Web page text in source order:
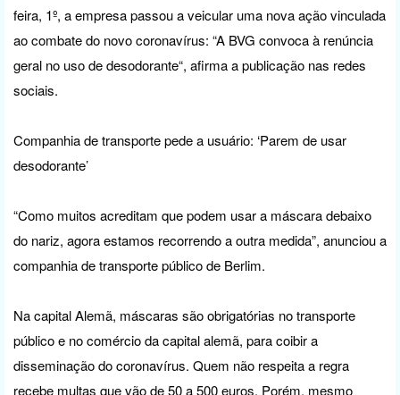
feira, 1º, a empresa passou a veicular uma nova ação vinculada
ao combate do novo coronavírus: “A BVG convoca à renúncia
geral no uso de desodorante“, afirma a publicação nas redes
sociais.
Companhia de transporte pede a usuário: ‘Parem de usar
desodorante’
“Como muitos acreditam que podem usar a máscara debaixo
do nariz, agora estamos recorrendo a outra medida”, anunciou a
companhia de transporte público de Berlim.
Na capital Alemã, máscaras são obrigatórias no transporte
público e no comércio da capital alemã, para coibir a
disseminação do coronavírus. Quem não respeita a regra
recebe multas que vão de 50 a 500 euros. Porém, mesmo